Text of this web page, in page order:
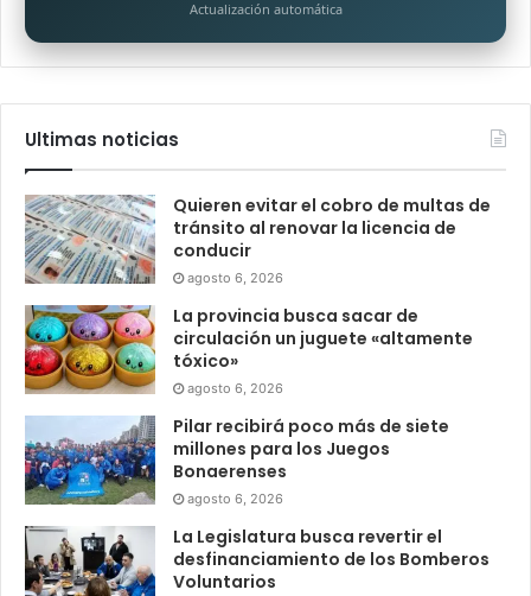
Actualización automática
Ultimas noticias
Quieren evitar el cobro de multas de
tránsito al renovar la licencia de
conducir
agosto 6, 2026
La provincia busca sacar de
circulación un juguete «altamente
tóxico»
agosto 6, 2026
Pilar recibirá poco más de siete
millones para los Juegos
Bonaerenses
agosto 6, 2026
La Legislatura busca revertir el
desfinanciamiento de los Bomberos
Voluntarios